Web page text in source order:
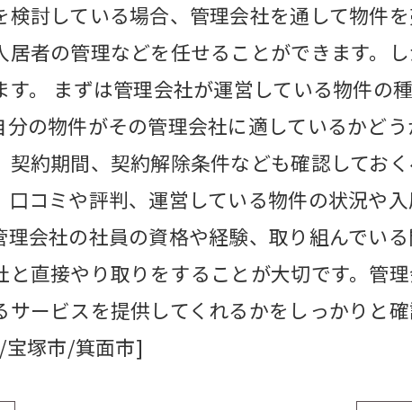
検討している場合、管理会社を通して物件
居者の管理などを任せることができます。
す。 まずは管理会社が運営している物件の
分の物件がその管理会社に適しているかど
契約期間、契約解除条件なども確認してお
口コミや評判、運営している物件の状況や
理会社の社員の資格や経験、取り組んでい
と直接やり取りをすることが大切です。管
サービスを提供してくれるかをしっかりと
塚市/箕面市]